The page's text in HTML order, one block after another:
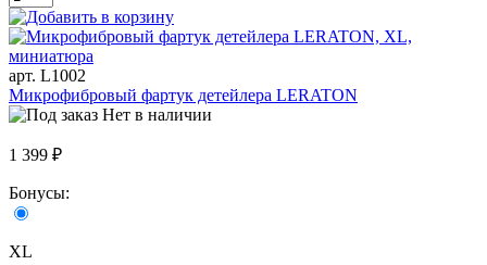
арт. L1002
Микрофибровый фартук детейлера LERATON
Нет в наличии
1 399 ₽
Бонусы:
XL